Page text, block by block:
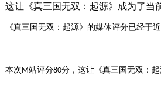
这让《真三国无双：起源》成为了当
《真三国无双：起源》的媒体评分已经于
本次 M站评分80分，这让《真三国无双：